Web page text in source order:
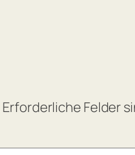
Erforderliche Felder